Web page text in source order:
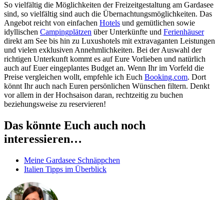
So vielfältig die Möglichkeiten der Freizeitgestaltung am Gardasee
sind, so vielfältig sind auch die Übernachtungsmöglichkeiten. Das
Angebot reicht von einfachen Hotels und gemütlichen sowie
idyllischen Campingplätzen über Unterkünfte und Ferienhäuser
direkt am See bis hin zu Luxushotels mit extravaganten Leistungen
und vielen exklusiven Annehmlichkeiten. Bei der Auswahl der
richtigen Unterkunft kommt es auf Eure Vorlieben und natürlich
auch auf Euer eingeplantes Budget an. Wenn Ihr im Vorfeld die
Preise vergleichen wollt, empfehle ich Euch Booking.com. Dort
könnt Ihr auch nach Euren persönlichen Wünschen filtern. Denkt
vor allem in der Hochsaison daran, rechtzeitig zu buchen
beziehungsweise zu reservieren!
Das könnte Euch auch noch
interessieren…
Meine Gardasee Schnäppchen
Italien Tipps im Überblick